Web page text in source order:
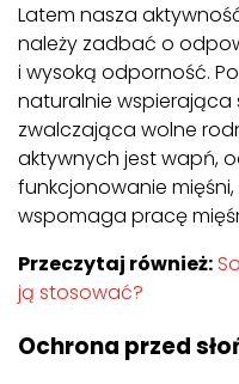
Latem nasza
należy zadbać o
i wysoką odporność.
naturalnie
zwalczająca wolne
aktywnych jest wapń,
funkcjonowanie
wspomaga pracę
Przeczytaj również:
ją stosować?
Ochrona przed